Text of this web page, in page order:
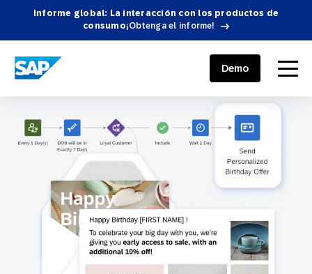
Informe global: La interacción con los productos de
consumo¡Obtenga el informe!
SAP ENGAGEMENT CLOUD menu
Demo